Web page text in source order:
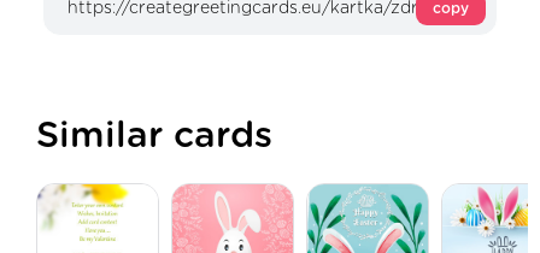
copy
Similar cards